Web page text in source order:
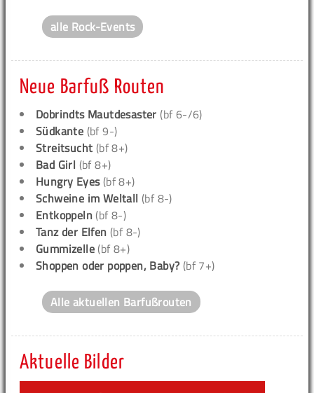
alle Rock-Events
Neue Barfuß Routen
Dobrindts Mautdesaster (bf 6-/6)
Südkante (bf 9-)
Streitsucht (bf 8+)
Bad Girl (bf 8+)
Hungry Eyes(bf 8+)
Schweine im Weltall (bf 8-)
Entkoppeln (bf 8-)
Tanz der Elfen (bf 8-)
Gummizelle (bf 8+)
Shoppen oder poppen, Baby? (bf 7+)
Alle aktuellen Barfußrouten
Aktuelle Bilder